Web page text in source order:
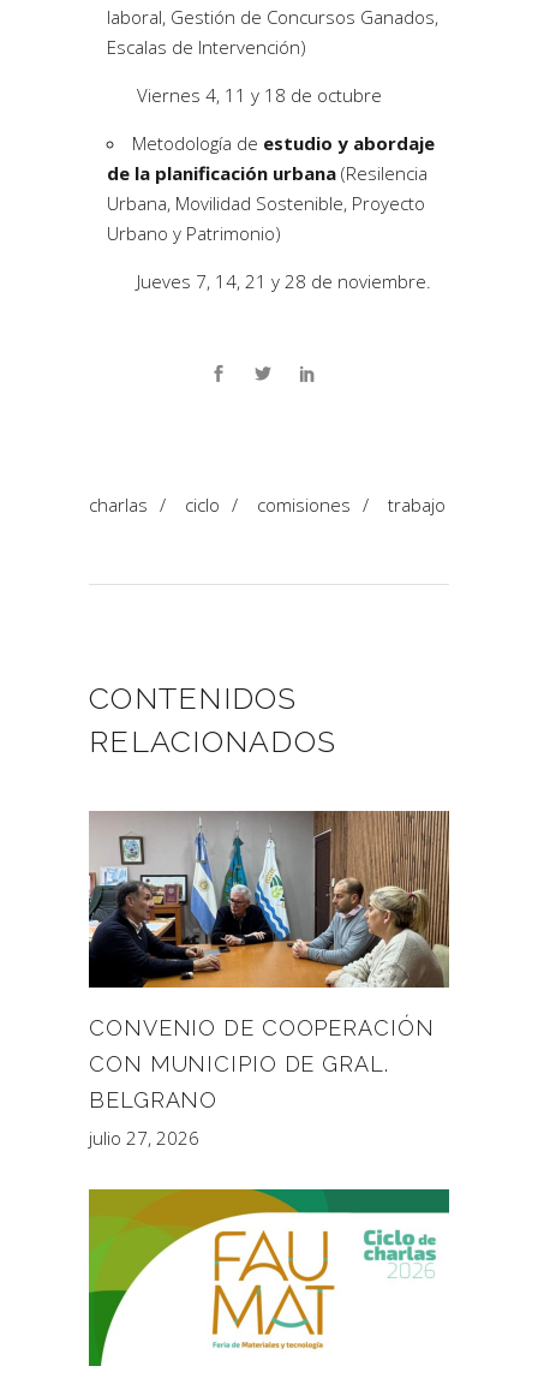
laboral, Gestión de Concursos Ganados,
Escalas de Intervención)
Viernes 4, 11 y 18 de octubre
Metodología de estudio y abordaje
de la planificación urbana (Resilencia
Urbana, Movilidad Sostenible, Proyecto
Urbano y Patrimonio)
Jueves 7, 14, 21 y 28 de noviembre.
charlas / ciclo / comisiones / trabajo
CONTENIDOS
RELACIONADOS
CONVENIO DE COOPERACIÓN
CON MUNICIPIO DE GRAL.
BELGRANO
julio 27, 2026